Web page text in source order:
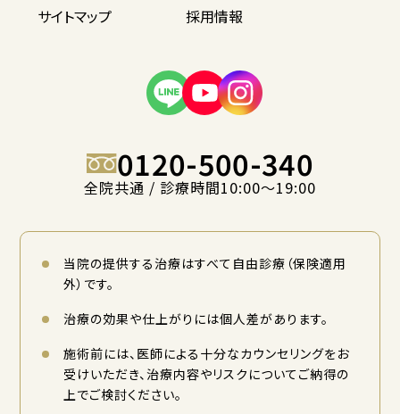
サイトマップ
採用情報
0120-500-340
全院共通 / 診療時間10:00〜19:00
当院の提供する治療はすべて自由診療（保険適用
外）です。
治療の効果や仕上がりには個人差があります。
施術前には、医師による十分なカウンセリングをお
受けいただき、治療内容やリスクについてご納得の
上でご検討ください。